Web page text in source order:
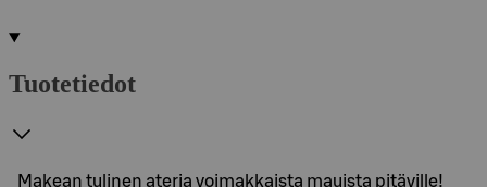
Tuotetiedot
Makean tulinen ateria voimakkaista mauista pitäville!